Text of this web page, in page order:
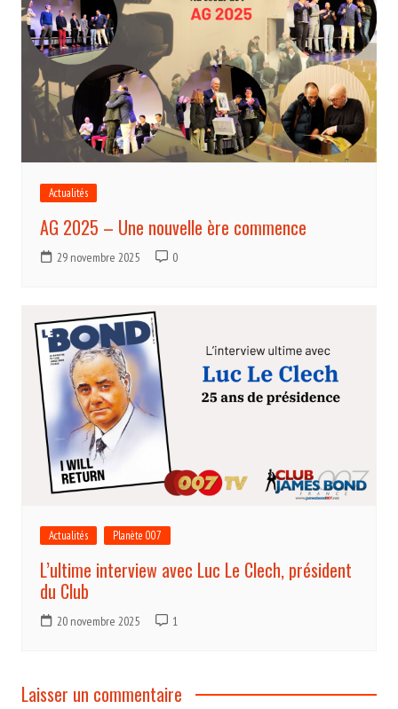
Actualités
AG 2025 – Une nouvelle ère commence
29 novembre 2025 0
Actualités Planète 007
L’ultime interview avec Luc Le Clech, président
du Club
20 novembre 2025 1
Laisser un commentaire